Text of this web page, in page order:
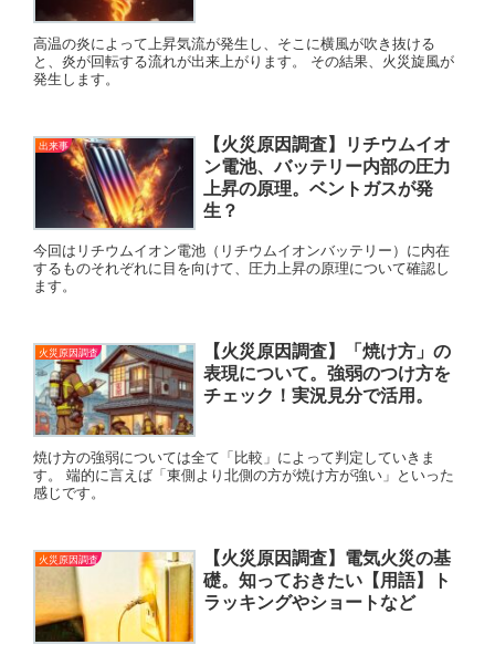
高温の炎によって上昇気流が発生し、そこに横風が吹き抜ける
と、炎が回転する流れが出来上がります。 その結果、火災旋風が
発生します。
出来事
【火災原因調査】リチウムイオ
ン電池、バッテリー内部の圧力
上昇の原理。ベントガスが発
生？
今回はリチウムイオン電池（リチウムイオンバッテリー）に内在
するものそれぞれに目を向けて、圧力上昇の原理について確認し
ます。
火災原因調査
【火災原因調査】「焼け方」の
表現について。強弱のつけ方を
チェック！実況見分で活用。
焼け方の強弱については全て「比較」によって判定していきま
す。 端的に言えば「東側より北側の方が焼け方が強い」といった
感じです。
火災原因調査
【火災原因調査】電気火災の基
礎。知っておきたい【用語】ト
ラッキングやショートなど